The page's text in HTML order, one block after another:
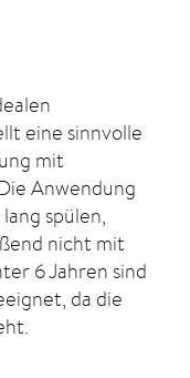
eine sinnvolle
mit
Anwendung
spülen,
nicht mit
6 Jahren sind
da die